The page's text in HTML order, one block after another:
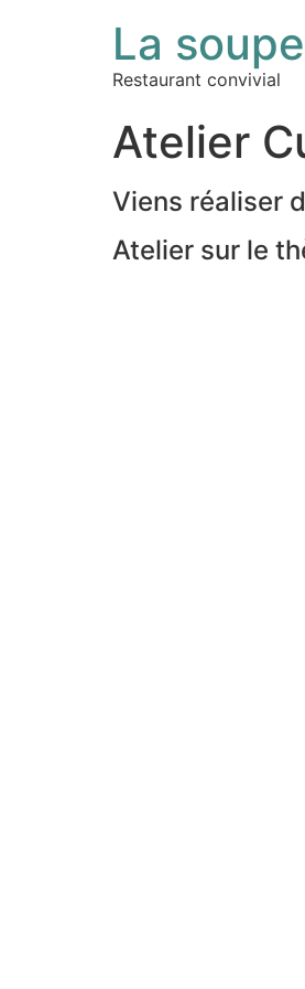
La
Restaurant convivial
Atelier
Viens réaliser
Atelier sur le